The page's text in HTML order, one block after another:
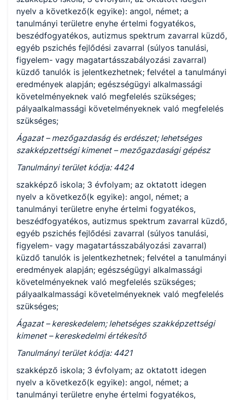
nyelv a következő(k egyike): angol, német; a
tanulmányi területre enyhe értelmi fogyatékos,
beszédfogyatékos, autizmus spektrum zavarral küzdő,
egyéb pszichés fejlődési zavarral (súlyos tanulási,
figyelem- vagy magatartásszabályozási zavarral)
küzdő tanulók is jelentkezhetnek; felvétel a tanulmányi
eredmények alapján; egészségügyi alkalmassági
követelményeknek való megfelelés szükséges;
pályaalkalmassági követelményeknek való megfelelés
szükséges;
Ágazat – mezőgazdaság és erdészet; lehetséges
szakképzettségi kimenet – mezőgazdasági gépész
Tanulmányi terület kódja: 4424
szakképző iskola; 3 évfolyam; az oktatott idegen
nyelv a következő(k egyike): angol, német; a
tanulmányi területre enyhe értelmi fogyatékos,
beszédfogyatékos, autizmus spektrum zavarral küzdő,
egyéb pszichés fejlődési zavarral (súlyos tanulási,
figyelem- vagy magatartásszabályozási zavarral)
küzdő tanulók is jelentkezhetnek; felvétel a tanulmányi
eredmények alapján; egészségügyi alkalmassági
követelményeknek való megfelelés szükséges;
pályaalkalmassági követelményeknek való megfelelés
szükséges;
Ágazat – kereskedelem; lehetséges szakképzettségi
kimenet – kereskedelmi értékesítő
Tanulmányi terület kódja: 4421
szakképző iskola; 3 évfolyam; az oktatott idegen
nyelv a következő(k egyike): angol, német; a
tanulmányi területre enyhe értelmi fogyatékos,